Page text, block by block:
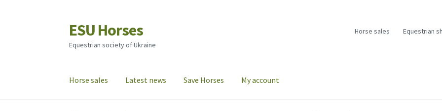
Skip
to
navigation
Skip
to
content
ESU Horses
Equestrian society of Ukraine
Horse sales Equestrian
Horse sales Latest news Save Horses My account